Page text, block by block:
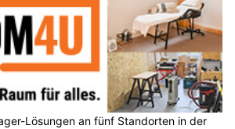
Lösungen an fünf Standorten in der